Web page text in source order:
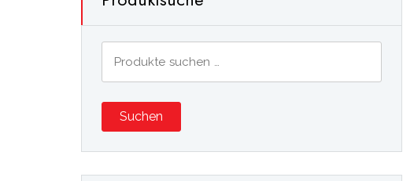
Suchen